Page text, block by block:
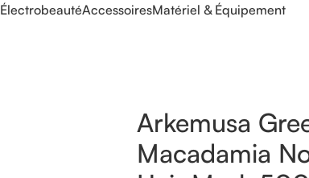
ÉlectrobeautéAccessoiresMatériel & Équipement
Arkemusa
Macadamia